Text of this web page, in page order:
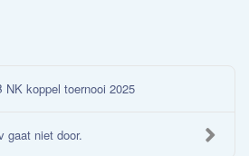
NK koppel toernooi 2025
gaat niet door.